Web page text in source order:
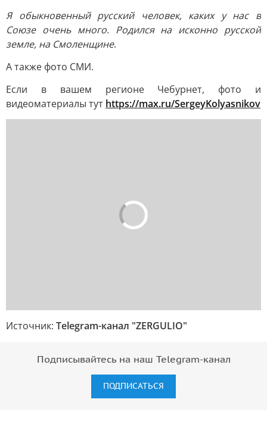
Я обыкновенный русский человек, каких у нас в
Союзе очень много. Родился на исконно русской
земле, на Смоленщине.
А также фото СМИ.
Если в вашем регионе Чебурнет, фото и
видеоматериалы тут https://max.ru/SergeyKolyasnikov
Источник: Telegram-канал "ZERGULIO"
Подписывайтесь на наш Telegram-канал
ПОДПИСАТЬСЯ